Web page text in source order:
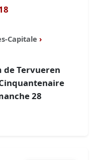
Capitale ›
de Tervueren
28